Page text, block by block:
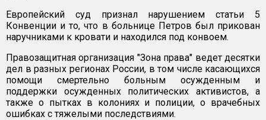
Европейский суд признал нарушением статьи 5
Конвенции и то, что в больнице Петров был прикован
наручниками к кровати и находился под конвоем.
Правозащитная организация "Зона права" ведет десятки
дел в разных регионах России, в том числе касающихся
помощи смертельно больным осужденным и
поддержки осужденных политических активистов, а
также о пытках в колониях и полиции, о врачебных
ошибках с тяжелыми последствиями.